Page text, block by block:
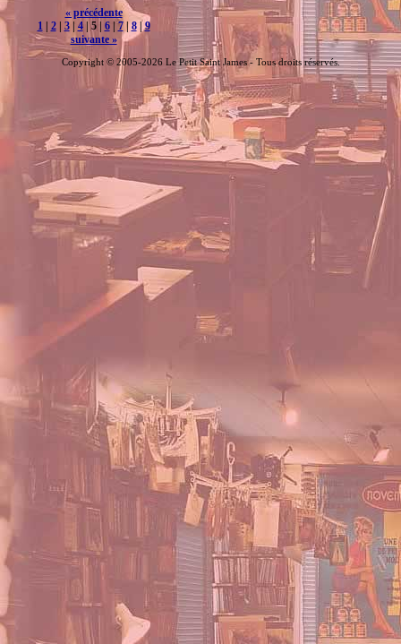
« précédente
1| 2| 3| 4| 5 | 6|7| 8|9
suivante »
Copyright © 2005-2026 Le Petit Saint James - Tous droits réservés.